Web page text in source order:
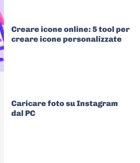
Creare icone online: 5 tool per
creare icone personalizzate
Caricare foto su Instagram
dal PC